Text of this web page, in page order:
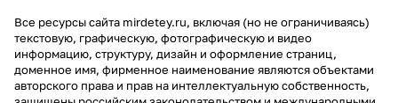
Все ресурсы сайта mirdetey.ru, включая (но не ограничиваясь)
текстовую, графическую, фотографическую и видео
информацию, структуру, дизайн и оформление страниц,
доменное имя, фирменное наименование являются объектами
авторского права и прав на интеллектуальную собственность,